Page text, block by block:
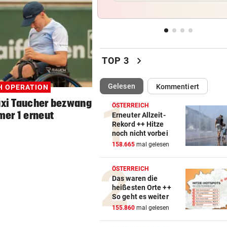
OPERATION
Taucher bezwang
1 erneut
klingende Beats entlockt
Reinkultur erleben
WOLLTE AUSWEICHEN
Alkolenker überschlug sich
wegen eines Hasen
TEENIE AUF ÜBERHOLSPUR vor
230 PS! 13-Jährige schrieb
Autocross Geschichte
TOP 3 chevron_right
Gelesen(ausgewählt)Kommentiert
ÖSTERREICH
Erneuter Allzeit-
Rekord ++ Hitze
noch nicht vorbei
158.665 mal gelesen
ÖSTERREICH
Das waren die
heißesten Orte ++
So geht es weiter
155.860 mal gelesen